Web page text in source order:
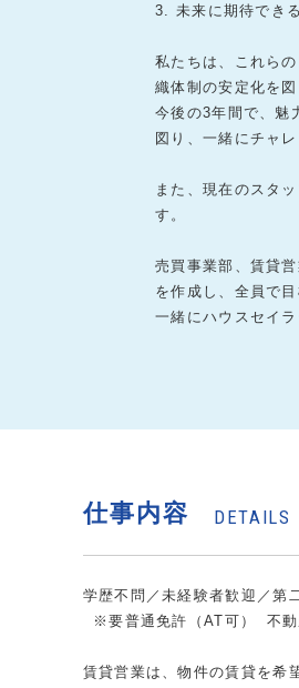
3. 未来に期待でき
私たちは、これら
織体制の安定化を図
今後の3年間で、魅
図り、一緒にチャ
また、現在のスタ
す。
売買事業部、賃貸
を作成し、全員で
一緒にハウスセイ
仕事内容 DETAILS
学歴不問／未経験者歓迎／第
※要普通免許（AT可） 不動
賃貸営業は、物件の賃貸を希